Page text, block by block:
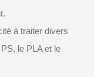
à traiter divers
le PLA et le